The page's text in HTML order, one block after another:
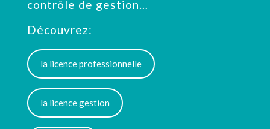
contrôle de gestion…
Découvrez:
la licence professionnelle
la licence gestion